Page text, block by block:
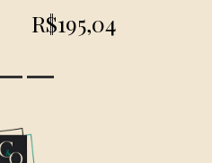
R$195,04